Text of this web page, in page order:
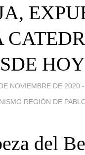
HOY
NOVIEMBRE DE 2020
REGIÓN DE
del